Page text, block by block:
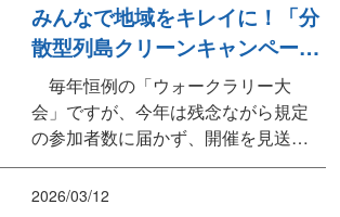
ンダー平等社会」の実現や、職場に
おけるハラスメント防止を訴えまし
た 。 街宣には、連合三重の番条会
長をはじめ 、地域に根ざし...
みんなで地域をキレイに！「分
散型列島クリーンキャンペー
ン」を実施しました
毎年恒例の「ウォークラリー大
会」ですが、今年は残念ながら規定
の参加者数に届かず、開催を見送る
こととなりました。楽しみにされて
いた皆さまには、心よりお詫び申し
2026/03/12